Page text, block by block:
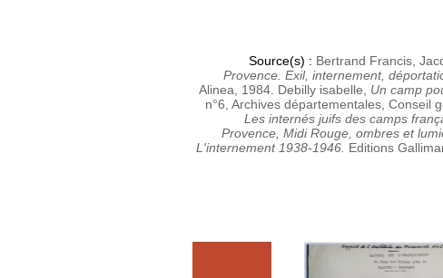
Source(s) : Bertrand Francis,
Provence. Exil, internement,
Alinea, 1984. Debilly isabelle, Un camp
n°6, Archives départementales, Conseil
Les internés juifs des camps
Provence, Midi Rouge, ombres et
L'internement 1938-1946. Editions